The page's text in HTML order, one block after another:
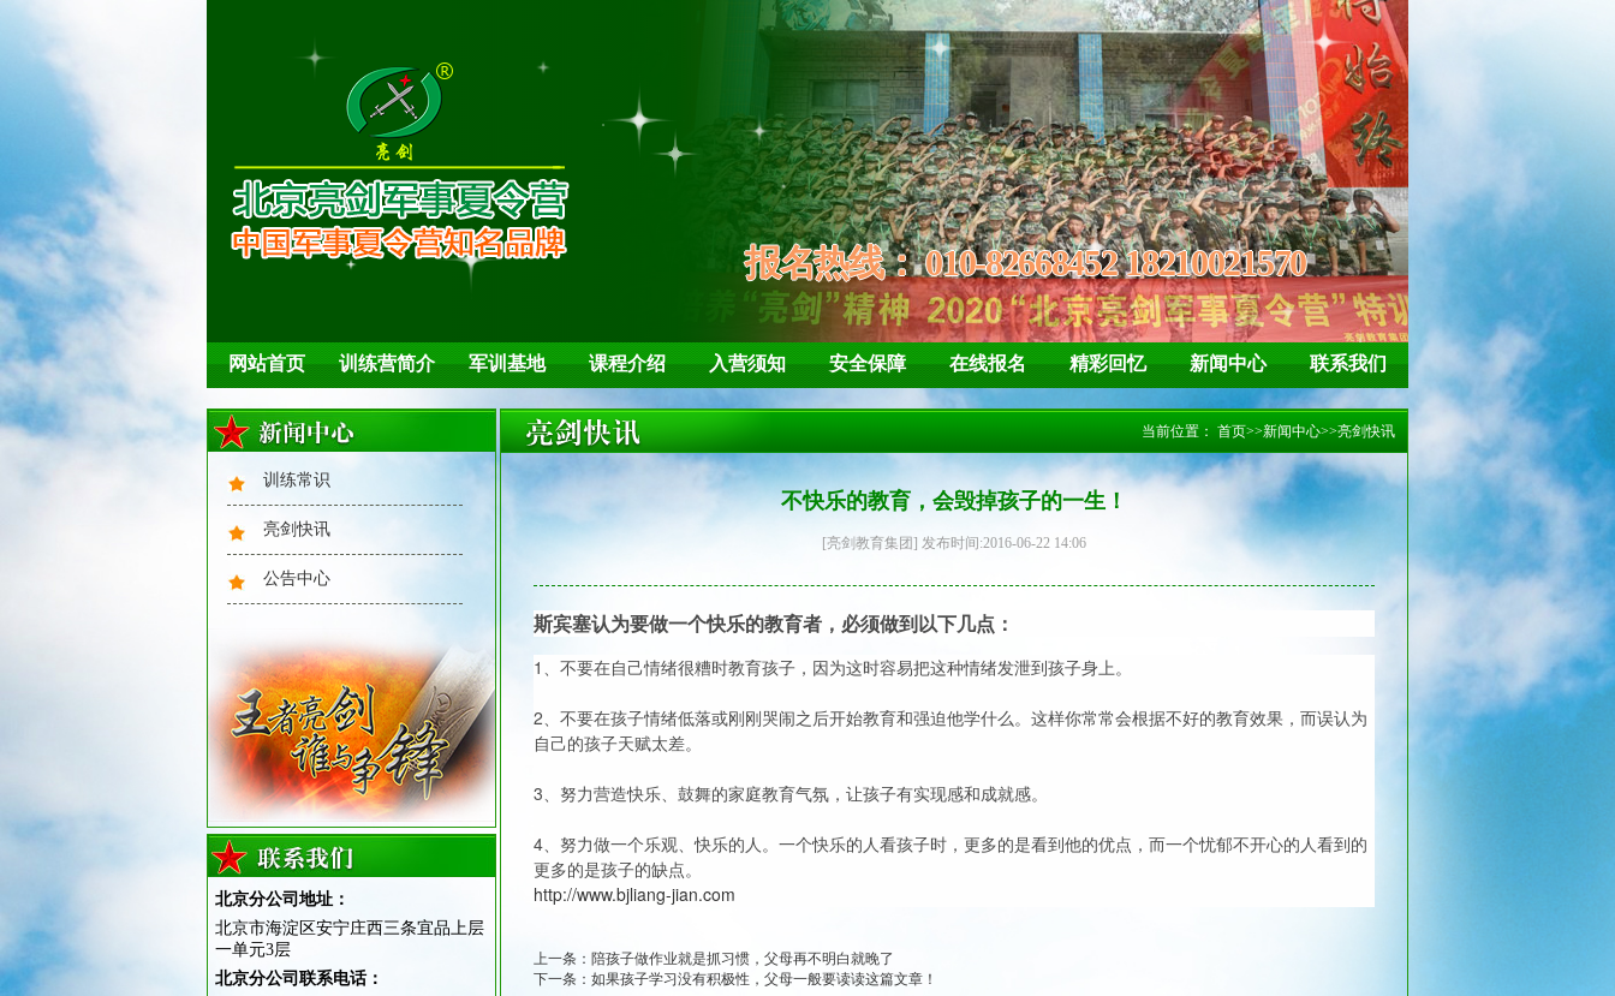
培养孩子“亮剑”精神
学会自信、坚强 懂得惜福、感恩
报名热线：010-82668452 18210021570
网站首页 训练营简介 军训基地 课程介绍 入营须知 安全保障 在线报名 精彩回忆 新闻中心 联系我们
训练常识
亮剑快讯
公告中心
北京分公司地址：
北京市海淀区安宁庄西三条宜品上层
一单元3层
北京分公司联系电话：
夏日解暑
心理健康
当前位置： 首页>>新闻中心>>亮剑快讯
不快乐的教育，会毁掉孩子的一生！
[亮剑教育集团] 发布时间:2016-06-22 14:06
斯宾塞认为要做一个快乐的教育者，必须做到以下几点：
1、不要在自己情绪很糟时教育孩子，因为这时容易把这种情绪发泄到孩子身上。
2、不要在孩子情绪低落或刚刚哭闹之后开始教育和强迫他学什么。这样你常常会根据不好的教育效果，而误认为
自己的孩子天赋太差。
3、努力营造快乐、鼓舞的家庭教育气氛，让孩子有实现感和成就感。
4、努力做一个乐观、快乐的人。一个快乐的人看孩子时，更多的是看到他的优点，而一个忧郁不开心的人看到的
更多的是孩子的缺点。
http://www.bjliang-jian.com
上一条： 陪孩子做作业就是抓习惯，父母再不明白就晚了
下一条： 如果孩子学习没有积极性，父母一般要读读这篇文章！